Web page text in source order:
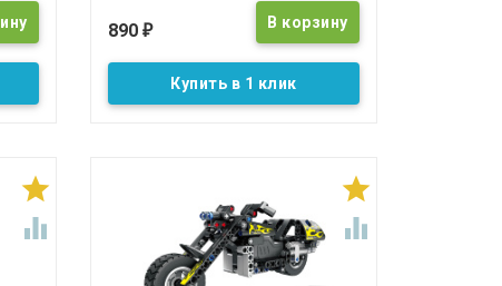
890 ₽
Купить в 1 клик



